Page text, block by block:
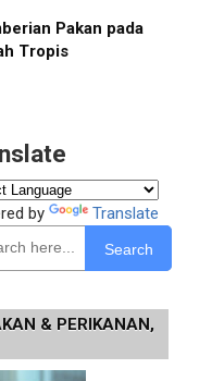
Pakan pada
Tropis
by Translate
Search
& PERIKANAN,